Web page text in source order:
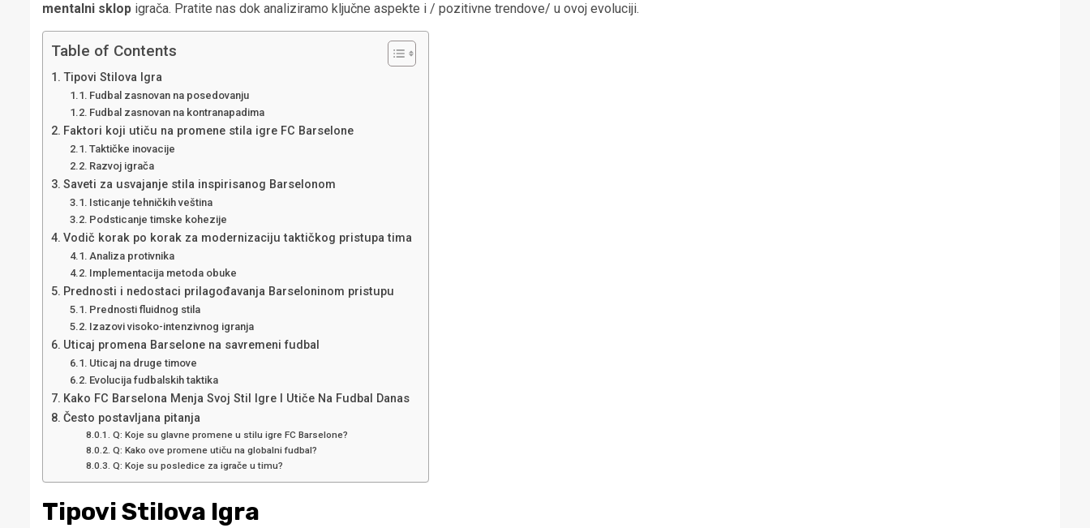
mentalni sklop igrača. Pratite nas dok analiziramo ključne aspekte i / pozitivne trendove/ u ovoj evoluciji.
Table of Contents
Tipovi Stilova Igra
Fudbal zasnovan na posedovanju
Fudbal zasnovan na kontranapadima
Faktori koji utiču na promene stila igre FC Barselone
Taktičke inovacije
Razvoj igrača
Saveti za usvajanje stila inspirisanog Barselonom
Isticanje tehničkih veština
Podsticanje timske kohezije
Vodič korak po korak za modernizaciju taktičkog pristupa tima
Analiza protivnika
Implementacija metoda obuke
Prednosti i nedostaci prilagođavanja Barseloninom pristupu
Prednosti fluidnog stila
Izazovi visoko-intenzivnog igranja
Uticaj promena Barselone na savremeni fudbal
Uticaj na druge timove
Evolucija fudbalskih taktika
Kako FC Barselona Menja Svoj Stil Igre I Utiče Na Fudbal Danas
Često postavljana pitanja
Q: Koje su glavne promene u stilu igre FC Barselone?
Q: Kako ove promene utiču na globalni fudbal?
Q: Koje su posledice za igrače u timu?
Tipovi Stilova Igra